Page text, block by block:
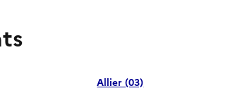
Allier (03)